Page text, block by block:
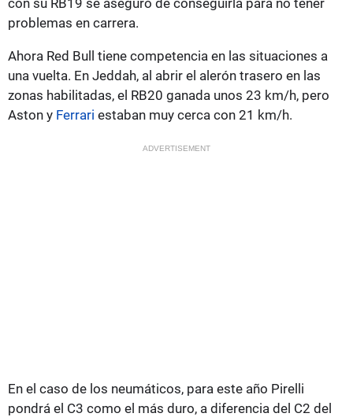
problemas en carrera.
Ahora Red Bull tiene competencia en las situaciones a
una vuelta. En Jeddah, al abrir el alerón trasero en las
zonas habilitadas, el RB20 ganada unos 23 km/h, pero
Aston y Ferrari estaban muy cerca con 21 km/h.
ADVERTISEMENT
En el caso de los neumáticos, para este año Pirelli
pondrá el C3 como el más duro, a diferencia del C2 del